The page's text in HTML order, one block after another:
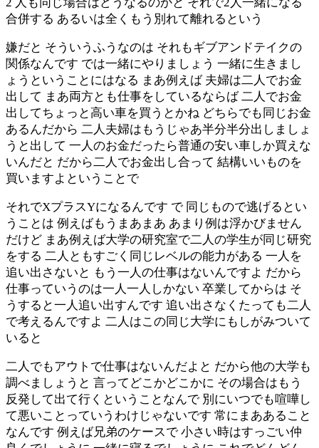
合併する あるいは全くもう別れて離れるという
嫌だと そういうふうなのは それもギブアンドテイクの
関係なんです では一緒にやりましょう 一緒に生きまし
ょうということにはなる まあ例えば 夫婦は二人でお金
出して まあ両方とも仕事をしているならば 二人でお金
出してちょっと高い車を買うとかね どちらでも同じお金
あるんだから 二人夫婦はもうじゃあ半分半分出しましょ
うと出して 一人のお金だったら普通の安い車しか買えな
いんだと だから二人でお金出し合って 結構いいものを
買いますよということで
それでXプラスYになるんです で 同じもので逃げるとい
うことは 例えばもうまあまあ あまり例は浮かびません
だけど まあ例えば大学の研究室で二人の学生が同じ研究
をする 二人ともすごく同じレベルの能力がある 一人を
追い出さないと もう一人の仕事はないんですよ だから
仕事っていうのは一人一人しかない 卒業してからは そ
うすると一人追い出すんです 追い出さなくたっても二人
で考えるんですよ 二人はこの同じ大学にもしがみついて
いると
二人でもアウトで仕事はないんだよと だから他の大学も
調べましょうと 言ってどこかどこかに その場合はもう
反発して出て行くということなんで 別にいつでも喧嘩し
て悪いことっていうわけじゃないです 常にまああること
なんです 例えば兄弟のケースで 小さい時はすっごい仲